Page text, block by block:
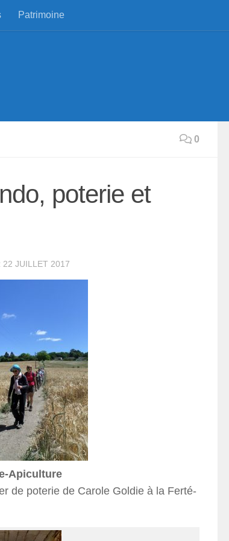
Patrimoine
0
poterie et
22 JUILLET 2017
Apiculture
de poterie de Carole Goldie à la Ferté-